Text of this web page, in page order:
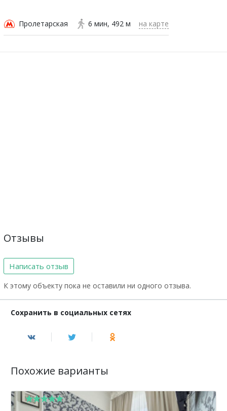
Пролетарская 6 мин 492 м на карте
Отзывы
Написать отзыв
К этому объекту пока не оставили ни одного отзыва.
Сохранить в социальных сетях
Похожие варианты